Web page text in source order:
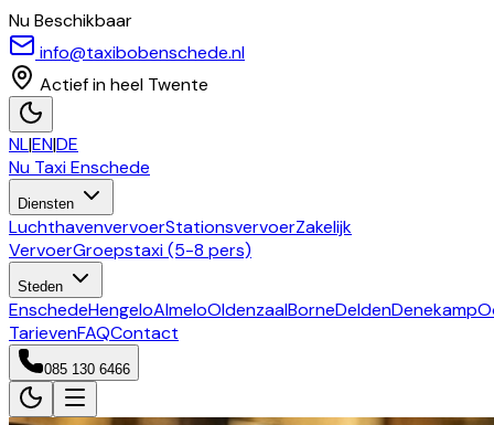
Nu Beschikbaar
info@taxibobenschede.nl
Actief in heel Twente
NL|EN|DE
Nu TaxiEnschede
Diensten
LuchthavenvervoerStationsvervoerZakelijk
VervoerGroepstaxi (5-8 pers)
Steden
EnschedeHengeloAlmeloOldenzaalBorneDeldenDenekamp
TarievenFAQContact
085 130 6466